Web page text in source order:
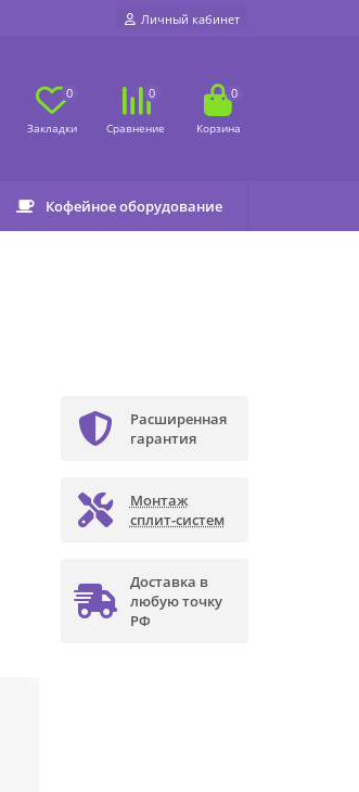
Личный кабинет
0 0 0
Кофейное оборудование
Расширенная
гарантия
Монтаж
сплит-систем
Доставка в
любую точку
РФ